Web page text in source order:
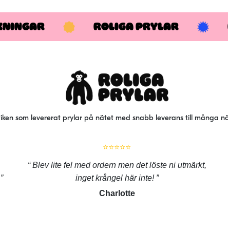
ROLIGA PRYLAR
som levererat prylar på nätet med snabb leverans till många
⭐⭐⭐⭐⭐
Blev lite fel med ordern men det löste ni utmärkt,
inget krångel här inte!
Charlotte